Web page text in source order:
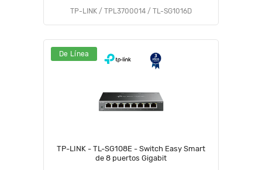
TP-LINK / TPL3700014 / TL-SG1016D
De Línea
TP-LINK - TL-SG108E - Switch Easy Smart
de 8 puertos Gigabit